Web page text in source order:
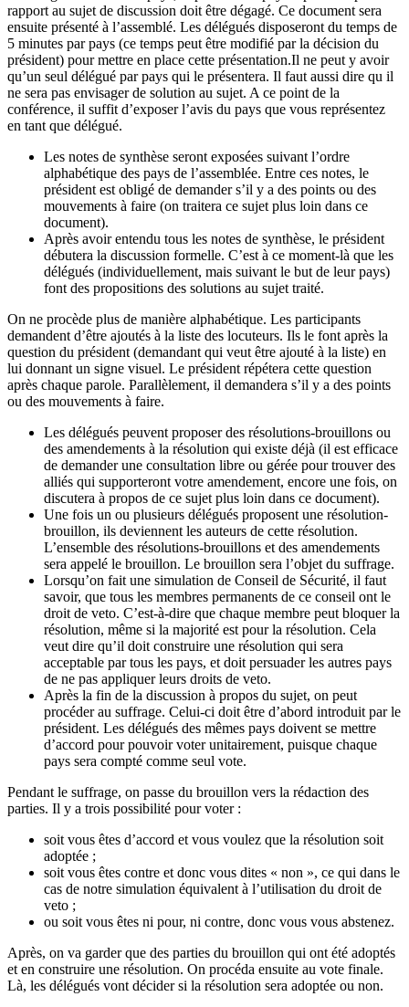
rapport au sujet de discussion doit être dégagé. Ce document sera
ensuite présenté à l’assemblé. Les délégués disposeront du temps de
5 minutes par pays (ce temps peut être modifié par la décision du
président) pour mettre en place cette présentation.Il ne peut y avoir
qu’un seul délégué par pays qui le présentera. Il faut aussi dire qu il
ne sera pas envisager de solution au sujet. A ce point de la
conférence, il suffit d’exposer l’avis du pays que vous représentez
en tant que délégué.
Les notes de synthèse seront exposées suivant l’ordre
alphabétique des pays de l’assemblée. Entre ces notes, le
président est obligé de demander s’il y a des points ou des
mouvements à faire (on traitera ce sujet plus loin dans ce
document).
Après avoir entendu tous les notes de synthèse, le président
débutera la discussion formelle. C’est à ce moment-là que les
délégués (individuellement, mais suivant le but de leur pays)
font des propositions des solutions au sujet traité.
On ne procède plus de manière alphabétique. Les participants
demandent d’être ajoutés à la liste des locuteurs. Ils le font après la
question du président (demandant qui veut être ajouté à la liste) en
lui donnant un signe visuel. Le président répétera cette question
après chaque parole. Parallèlement, il demandera s’il y a des points
ou des mouvements à faire.
Les délégués peuvent proposer des résolutions-brouillons ou
des amendements à la résolution qui existe déjà (il est efficace
de demander une consultation libre ou gérée pour trouver des
alliés qui supporteront votre amendement, encore une fois, on
discutera à propos de ce sujet plus loin dans ce document).
Une fois un ou plusieurs délégués proposent une résolution-
brouillon, ils deviennent les auteurs de cette résolution.
L’ensemble des résolutions-brouillons et des amendements
sera appelé le brouillon. Le brouillon sera l’objet du suffrage.
Lorsqu’on fait une simulation de Conseil de Sécurité, il faut
savoir, que tous les membres permanents de ce conseil ont le
droit de veto. C’est-à-dire que chaque membre peut bloquer la
résolution, même si la majorité est pour la résolution. Cela
veut dire qu’il doit construire une résolution qui sera
acceptable par tous les pays, et doit persuader les autres pays
de ne pas appliquer leurs droits de veto.
Après la fin de la discussion à propos du sujet, on peut
procéder au suffrage. Celui-ci doit être d’abord introduit par le
président. Les délégués des mêmes pays doivent se mettre
d’accord pour pouvoir voter unitairement, puisque chaque
pays sera compté comme seul vote.
Pendant le suffrage, on passe du brouillon vers la rédaction des
parties. Il y a trois possibilité pour voter :
soit vous êtes d’accord et vous voulez que la résolution soit
adoptée ;
soit vous êtes contre et donc vous dites « non », ce qui dans le
cas de notre simulation équivalent à l’utilisation du droit de
veto ;
ou soit vous êtes ni pour, ni contre, donc vous vous abstenez.
Après, on va garder que des parties du brouillon qui ont été adoptés
et en construire une résolution. On procéda ensuite au vote finale.
Là, les délégués vont décider si la résolution sera adoptée ou non.